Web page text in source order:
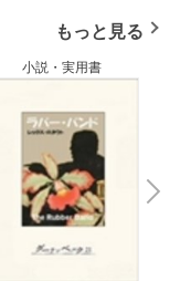
もっと見る
小説・実用書
N
x